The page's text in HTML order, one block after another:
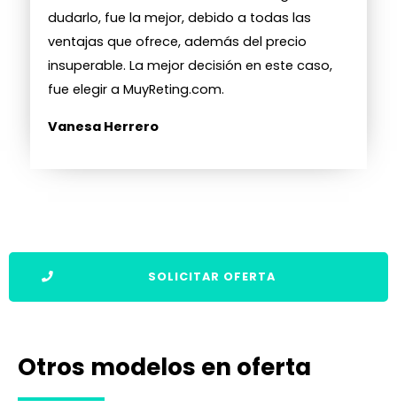
dudarlo, fue la mejor, debido a todas las
ventajas que ofrece, además del precio
insuperable. La mejor decisión en este caso,
fue elegir a MuyReting.com.
Vanesa Herrero
SOLICITAR OFERTA
Otros modelos en oferta